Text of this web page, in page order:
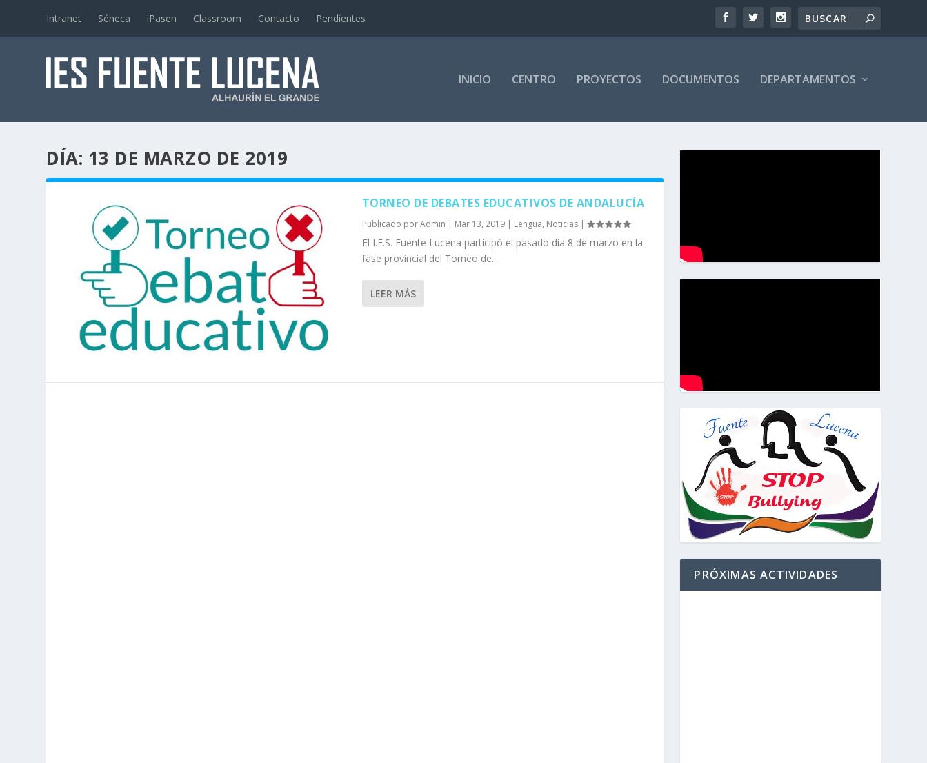
Intranet Séneca iPasen Classroom Contacto Pendientes
INICIO CENTRO PROYECTOS DOCUMENTOS DEPARTAMENTOS
DÍA: 13 DE MARZO DE 2019
TORNEO DE DEBATES EDUCATIVOS DE ANDALUCÍA
Publicado porAdmin | Mar 13, 2019| Lengua, Noticias|
El I.E.S. Fuente Lucena participó el pasado día 8 de marzo en la
fase provincial del Torneo de...
LEER MÁS
PRÓXIMAS ACTIVIDADES